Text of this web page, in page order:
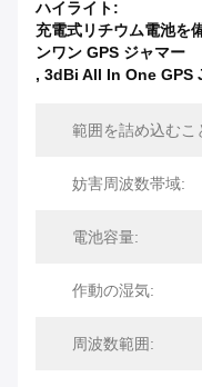
ハイライト:
充電式リチウム電池を
ンワン GPS ジャマー
, 3dBi All In One GPS
範囲を詰め込むこ
妨害周波数帯域:
電池容量:
作動の湿気:
周波数範囲: